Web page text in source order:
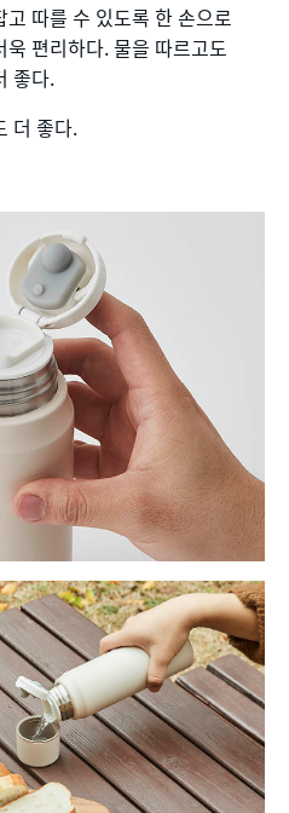
따를 수 있도록 한 손으로
편리하다. 물을 따르고도
좋다.
더 좋다.